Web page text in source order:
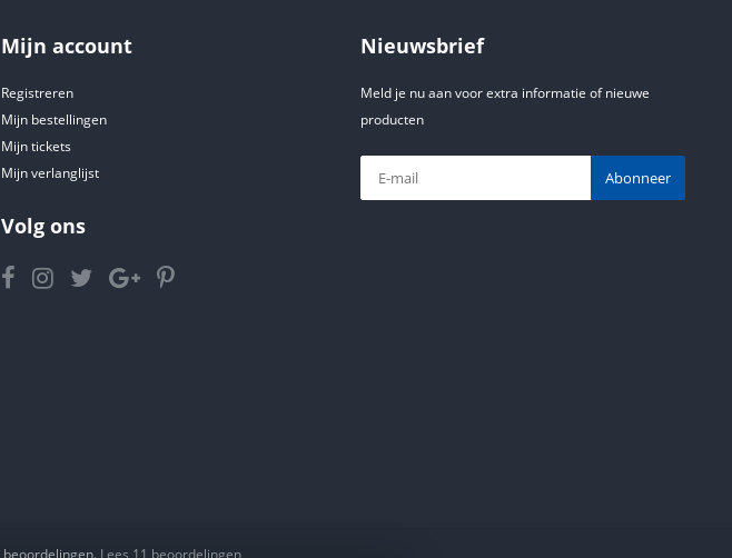
Mijn account
Registreren
Mijn bestellingen
Mijn tickets
Mijn verlanglijst
Volg ons
Nieuwsbrief
Meld je nu aan voor extra informatie of nieuwe
producten
Abonneer
beoordelingen. Lees 11 beoordelingen